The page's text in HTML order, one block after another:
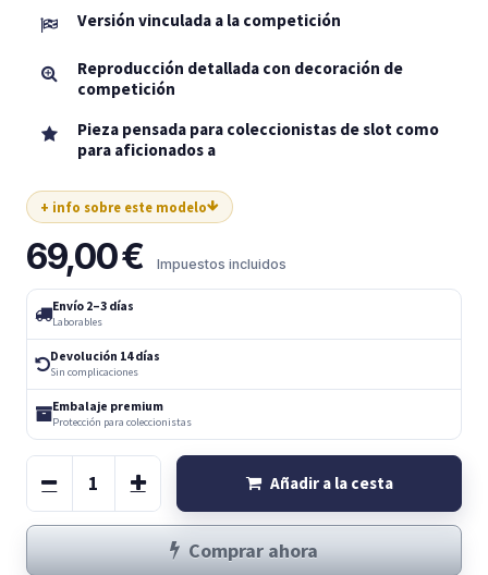
Versión vinculada a la competición
Reproducción detallada con decoración de
competición
Pieza pensada para coleccionistas de slot como
para aficionados a
+ info sobre este modelo
69,00€ Impuestos incluidos
Envío 2–3 días
Laborables
Devolución 14 días
Sin complicaciones
Embalaje premium
Protección para coleccionistas
Añadir a la cesta
Comprar ahora